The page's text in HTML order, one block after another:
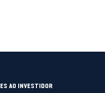
AO INVESTIDOR